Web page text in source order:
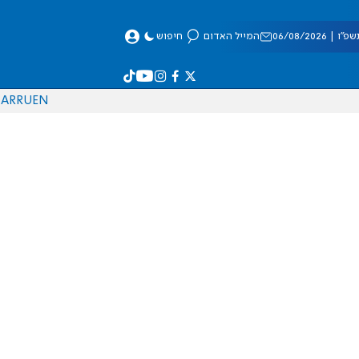
08/2026 המייל האדום חיפוש
EN
RU
AR